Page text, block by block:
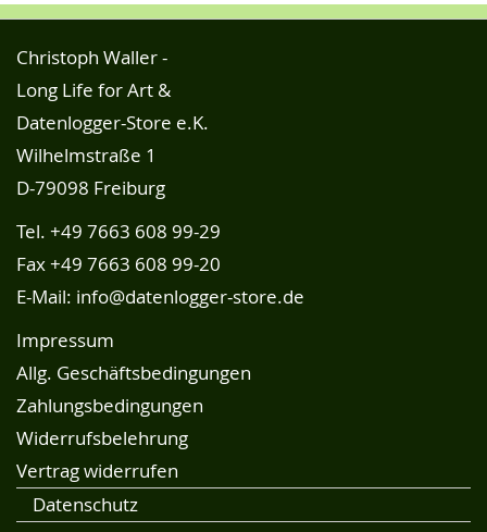
Christoph Waller -
Long Life for Art &
Datenlogger-Store e.K.
Wilhelmstraße 1
D-79098 Freiburg
Tel. +49 7663 608 99-29
Fax +49 7663 608 99-20
E-Mail: info@datenlogger-store.de
Impressum
Allg. Geschäftsbedingungen
Zahlungsbedingungen
Widerrufsbelehrung
Vertrag widerrufen
Datenschutz